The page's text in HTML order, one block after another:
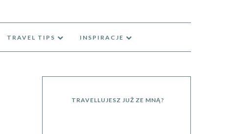
TRAVEL TIPS INSPIRACJE
TRAVELLUJESZ JUŻ ZE MNĄ?